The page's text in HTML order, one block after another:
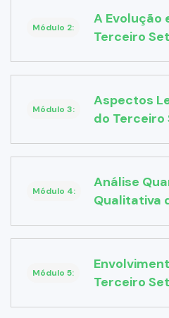
Módulo 2:
A Evolução
Terceiro
Módulo 3:
Aspectos
do Terceiro
Módulo 4:
Análise
Qualitativa
Módulo 5:
Terceiro